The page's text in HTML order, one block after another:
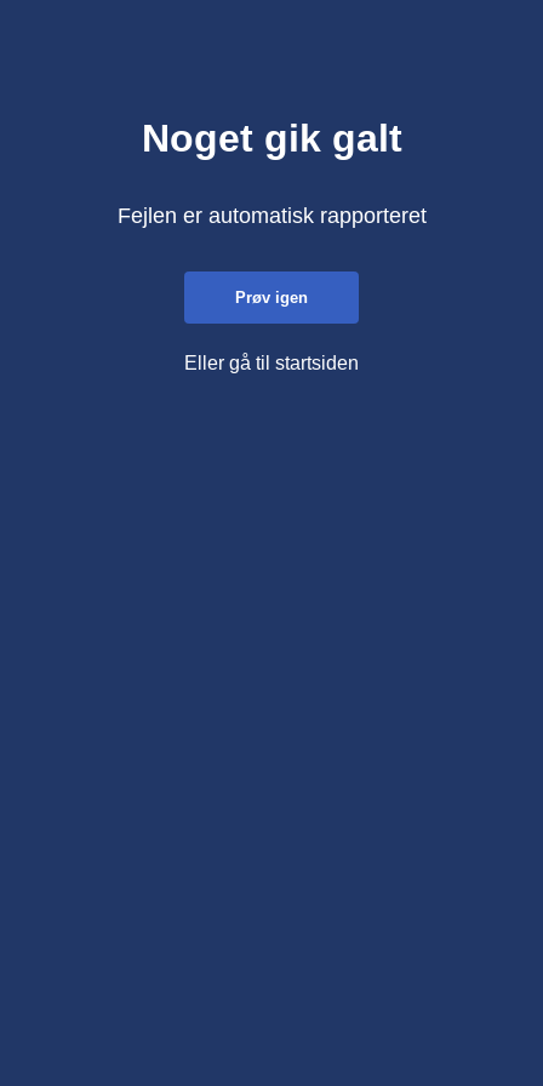
Noget gik galt
Fejlen er automatisk rapporteret
Prøv igen
Eller gå til startsiden